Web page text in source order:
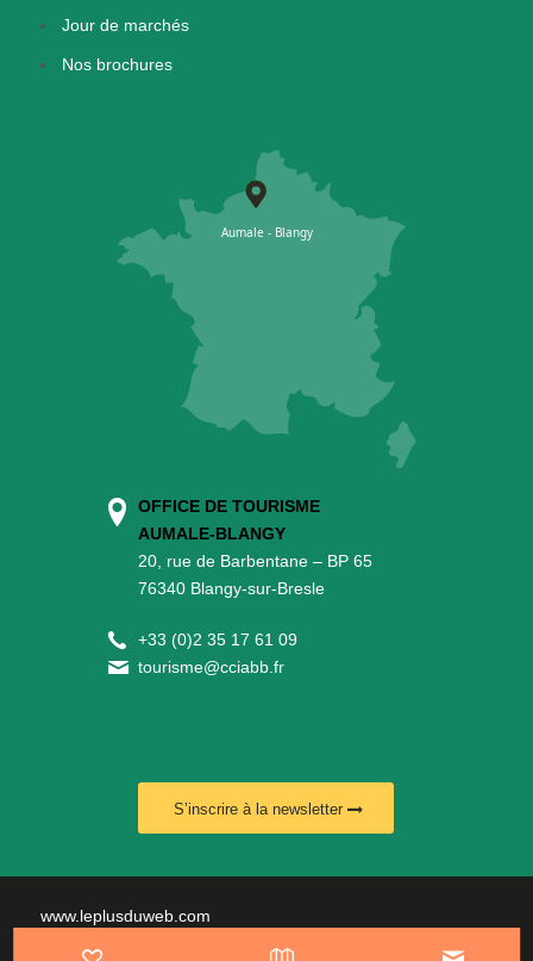
Jour de marchés
Nos brochures
OFFICE DE TOURISME
AUMALE-BLANGY
20, rue de Barbentane – BP 65
76340 Blangy-sur-Bresle
+33 (0)2 35 17 61 09
tourisme@cciabb.fr
S’inscrire à la newsletter
www.leplusduweb.com